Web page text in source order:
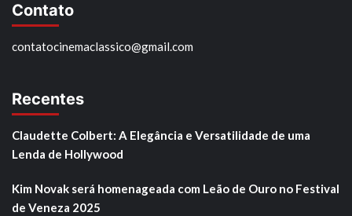
Contato
contatocinemaclassico@gmail.com
Recentes
Claudette Colbert: A Elegância e Versatilidade de uma
Lenda de Hollywood
Kim Novak será homenageada com Leão de Ouro no Festival
de Veneza 2025